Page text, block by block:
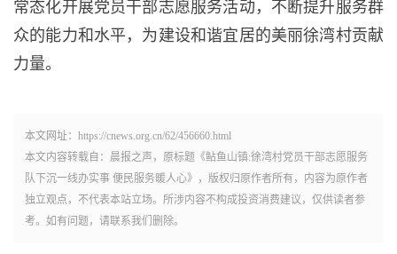
常态化开展党员干部志愿服务活动，不断提升服务群
众的能力和水平，为建设和谐宜居的美丽徐湾村贡献
力量。
本文网址：https://cnews.org.cn/62/456660.html
本文内容转载自：晨报之声，原标题《鲇鱼山镇:徐湾村党员干部志愿服务
队下沉一线办实事 便民服务暖人心》，版权归原作者所有，内容为原作者
独立观点，不代表本站立场。所涉内容不构成投资消费建议，仅供读者参
考。如有问题，请联系我们删除。